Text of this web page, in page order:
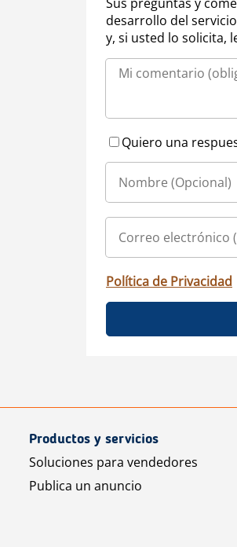
Sus preguntas y
desarrollo del
y, si usted lo solicita,
Quiero una
Política de Privacidad
Productos y servicios
Soluciones para vendedores
Publica un anuncio